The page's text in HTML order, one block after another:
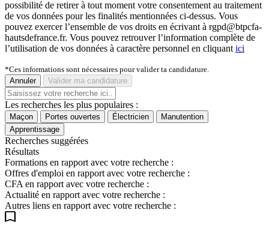
possibilité de retirer à tout moment votre consentement au traitement
de vos données pour les finalités mentionnées ci-dessus. Vous
pouvez exercer l’ensemble de vos droits en écrivant à rgpd@btpcfa-
hautsdefrance.fr. Vous pouvez retrouver l’information complète de
l’utilisation de vos données à caractère personnel en cliquant ici
*Ces informations sont nécessaires pour valider ta candidature.
Annuler
Valider ma candidature
Les recherches les plus populaires :
Maçon Portes ouvertes Électricien
Manutention
Apprentissage
Recherches suggérées
Résultats
Formations en rapport avec votre recherche :
Offres d'emploi en rapport avec votre recherche :
CFA en rapport avec votre recherche :
Actualité en rapport avec votre recherche :
Autres liens en rapport avec votre recherche :